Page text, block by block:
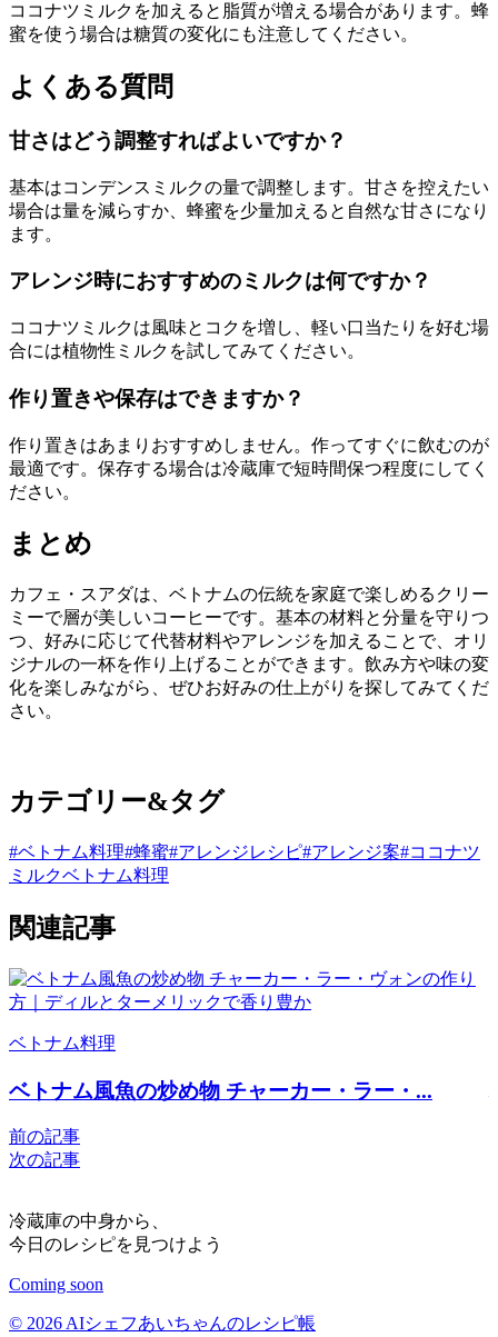
ココナツミルクを加えると脂質が増える場合があります。蜂
蜜を使う場合は糖質の変化にも注意してください。
よくある質問
甘さはどう調整すればよいですか？
基本はコンデンスミルクの量で調整します。甘さを控えたい
場合は量を減らすか、蜂蜜を少量加えると自然な甘さになり
ます。
アレンジ時におすすめのミルクは何ですか？
ココナツミルクは風味とコクを増し、軽い口当たりを好む場
合には植物性ミルクを試してみてください。
作り置きや保存はできますか？
作り置きはあまりおすすめしません。作ってすぐに飲むのが
最適です。保存する場合は冷蔵庫で短時間保つ程度にしてく
ださい。
まとめ
カフェ・スアダは、ベトナムの伝統を家庭で楽しめるクリー
ミーで層が美しいコーヒーです。基本の材料と分量を守りつ
つ、好みに応じて代替材料やアレンジを加えることで、オリ
ジナルの一杯を作り上げることができます。飲み方や味の変
化を楽しみながら、ぜひお好みの仕上がりを探してみてくだ
さい。
カテゴリー&タグ
#ベトナム料理#蜂蜜#アレンジレシピ#アレンジ案#ココナツ
ミルクベトナム料理
関連記事
ベトナム料理
ベトナム風魚の炒め物 チャーカー・ラー・...
前の記事
次の記事
冷蔵庫の中身から、
今日のレシピを見つけよう
Coming soon
© 2026 AIシェフあいちゃんのレシピ帳